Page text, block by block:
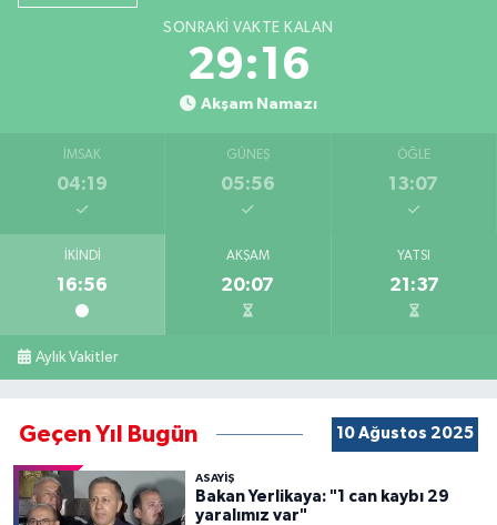
SONRAKI VAKTE KALAN
29:16
Akşam Namazı
İMSAK
04:19
GÜNEŞ
05:56
ÖĞLE
13:07
İKINDI
16:56
AKŞAM
20:07
YATSI
21:37
Aylık Vakitler
Geçen Yıl Bugün 10 Ağustos 2025
ASAYİŞ
Bakan Yerlikaya: "1 can kaybı 29
yaralımız var"